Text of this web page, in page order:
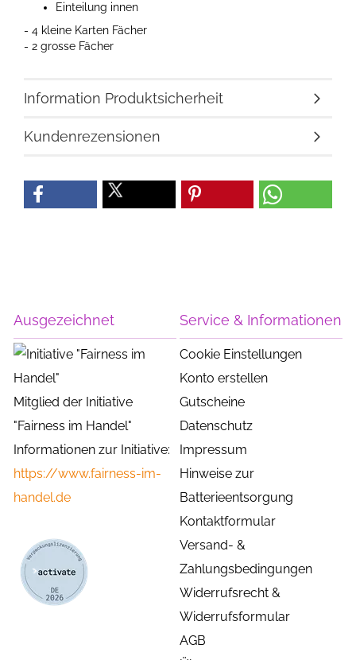
Einteilung innen
- 4 kleine Karten Fächer
- 2 grosse Fächer
Information Produktsicherheit
Kundenrezensionen
Ausgezeichnet
Mitglied der Initiative
"Fairness im Handel"
Informationen zur Initiative:
https://www.fairness-im-
handel.de
Service & Informationen
Cookie Einstellungen
Konto erstellen
Gutscheine
Datenschutz
Impressum
Hinweise zur
Batterieentsorgung
Kontaktformular
Versand- &
Zahlungsbedingungen
Widerrufsrecht &
Widerrufsformular
AGB